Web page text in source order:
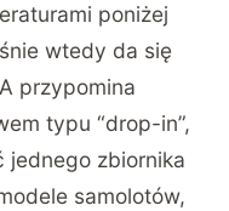
poniżej
wtedy da się
przypomina
typu “drop-in”,
zbiornika
samolotów,